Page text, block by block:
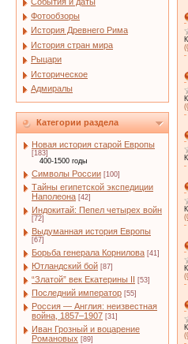
Фотообзоры
История Древнего Рима
История стран мира
Рыцари
Историческое
Адмиралы
Категории раздела
Новая история старой Европы
[183]
400-1500 годы
Символы России [100]
Тайны египетской экспедиции
Наполеона [42]
Индокитай: Пепел четырех войн
[72]
Выдуманная история Европы
[67]
Борьба генерала Корнилова [41]
Ютландский бой [87]
“Златой” век Екатерины II [53]
Последний император [55]
Россия — Англия: неизвестная
война, 1857–1907 [31]
Иван Грозный и воцарение
Романовых [89]